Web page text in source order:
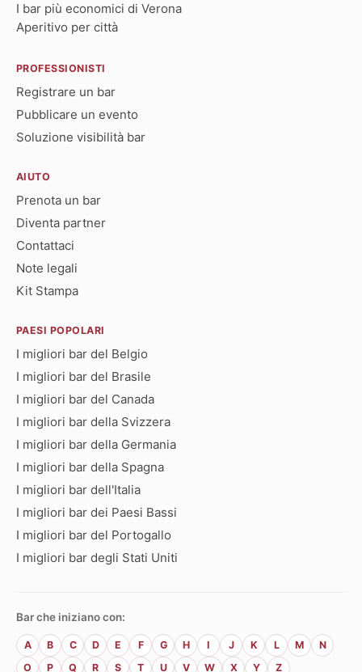
I bar più economici di Verona
Aperitivo per città
PROFESSIONISTI
Registrare un bar
Pubblicare un evento
Soluzione visibilità bar
AIUTO
Prenota un bar
Diventa partner
Contattaci
Note legali
Kit Stampa
PAESI POPOLARI
I migliori bar del Belgio
I migliori bar del Brasile
I migliori bar del Canada
I migliori bar della Svizzera
I migliori bar della Germania
I migliori bar della Spagna
I migliori bar dell'Italia
I migliori bar dei Paesi Bassi
I migliori bar del Portogallo
I migliori bar degli Stati Uniti
Bar che iniziano con:
A B C D E F G H I J K L M
N
O
P Q R S T U V W X Y Z